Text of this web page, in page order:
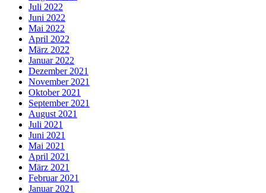
Juli 2022
Juni 2022
Mai 2022
April 2022
März 2022
Januar 2022
Dezember 2021
November 2021
Oktober 2021
September 2021
August 2021
Juli 2021
Juni 2021
Mai 2021
April 2021
März 2021
Februar 2021
Januar 2021